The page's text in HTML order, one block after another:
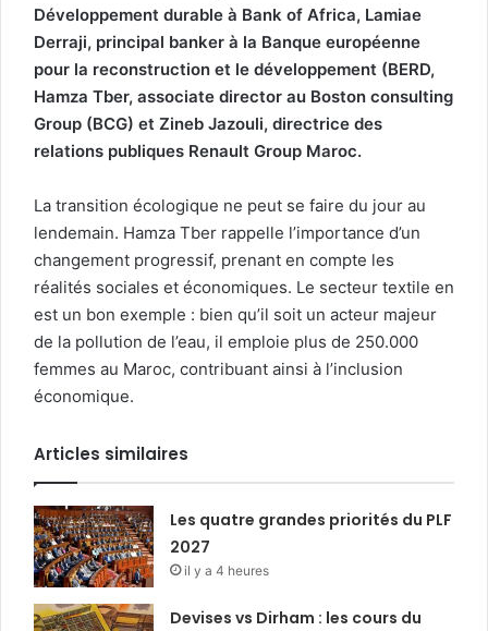
Développement durable à Bank of Africa, Lamiae
Derraji, principal banker à la Banque européenne
pour la reconstruction et le développement (BERD,
Hamza Tber, associate director au Boston consulting
Group (BCG) et Zineb Jazouli, directrice des
relations publiques Renault Group Maroc.
La transition écologique ne peut se faire du jour au
lendemain. Hamza Tber rappelle l’importance d’un
changement progressif, prenant en compte les
réalités sociales et économiques. Le secteur textile en
est un bon exemple : bien qu’il soit un acteur majeur
de la pollution de l’eau, il emploie plus de 250.000
femmes au Maroc, contribuant ainsi à l’inclusion
économique.
Articles similaires
Les quatre grandes priorités du PLF
2027
il y a 4 heures
Devises vs Dirham : les cours du